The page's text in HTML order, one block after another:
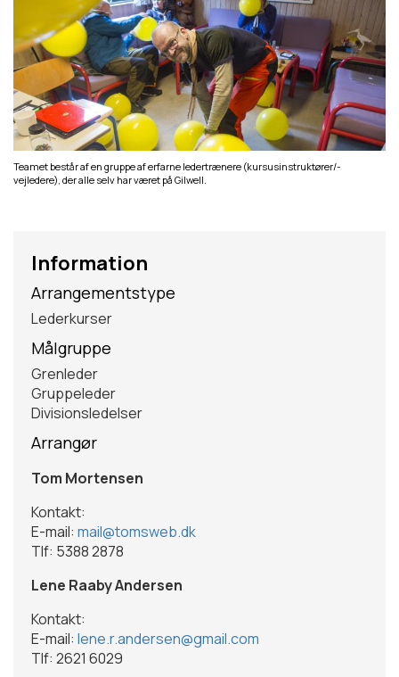
Teamet består af en gruppe af erfarne ledertrænere (kursusinstruktører/-
vejledere), der alle selv har været på Gilwell.
Information
Arrangementstype
Lederkurser
Målgruppe
Grenleder
Gruppeleder
Divisionsledelser
Arrangør
Tom Mortensen
Kontakt:
E-mail: mail@tomsweb.dk
Tlf: 5388 2878
Lene Raaby Andersen
Kontakt:
E-mail: lene.r.andersen@gmail.com
Tlf: 2621 6029